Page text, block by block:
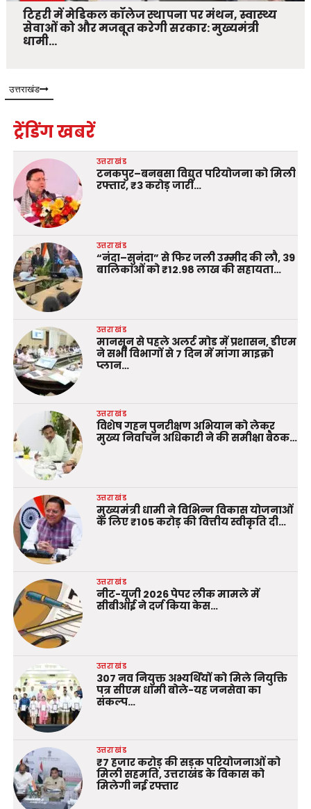
टिहरी में मेडिकल कॉलेज स्थापना पर मंथन, स्वास्थ्य
सेवाओं को और मजबूत करेगी सरकार: मुख्यमंत्री
धामी…
उत्तराखंड
ट्रेंडिंग खबरें
उत्तराखंड
टनकपुर–बनबसा विद्युत परियोजना को मिली
रफ्तार, ₹3 करोड़ जारी…
उत्तराखंड
“नंदा–सुनंदा” से फिर जली उम्मीद की लौ, 39
बालिकाओं को ₹12.98 लाख की सहायता…
उत्तराखंड
मानसून से पहले अलर्ट मोड में प्रशासन, डीएम
ने सभी विभागों से 7 दिन में मांगा माइक्रो
प्लान…
उत्तराखंड
विशेष गहन पुनरीक्षण अभियान को लेकर
मुख्य निर्वाचन अधिकारी ने की समीक्षा बैठक…
उत्तराखंड
मुख्यमंत्री धामी ने विभिन्न विकास योजनाओं
के लिए ₹105 करोड़ की वित्तीय स्वीकृति दी…
उत्तराखंड
नीट-यूजी 2026 पेपर लीक मामले में
सीबीआई ने दर्ज किया केस…
उत्तराखंड
307 नव नियुक्त अभ्यर्थियों को मिले नियुक्ति
पत्र सीएम धामी बोले-यह जनसेवा का
संकल्प…
उत्तराखंड
₹7 हजार करोड़ की सड़क परियोजनाओं को
मिली सहमति, उत्तराखंड के विकास को
मिलेगी नई रफ्तार